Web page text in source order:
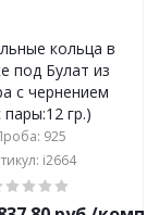
кольца в
под Булат из
с чернением
пары:12 гр.)
925
i2664